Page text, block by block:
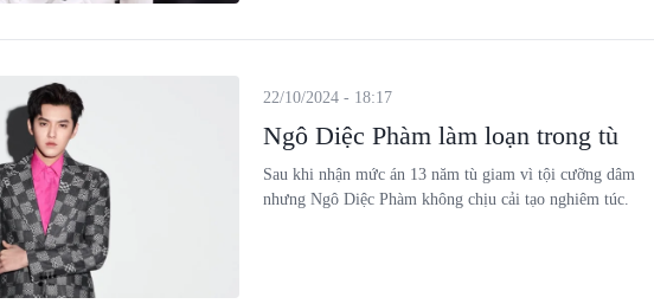
Ngô Diệc Phàm làm loạn trong tù
22/10/2024 - 18:17
Sau khi nhận mức án 13 năm tù giam vì tội cưỡng dâm
nhưng Ngô Diệc Phàm không chịu cải tạo nghiêm túc.